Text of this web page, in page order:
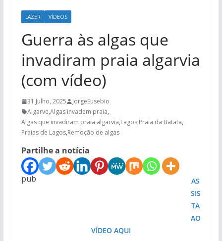
LAZER VÍDEOS
Guerra às algas que
invadiram praia algarvia
(com vídeo)
31 Julho, 2025
JorgeEusebio
Algarve,Algas invadem praia,
Algas que invadiram praia algarvia,Lagos,Praia da Batata,
Praias de Lagos,Remoção de algas
Partilhe a notícia
pub
AS
SIS
TA
AO
VÍDEO AQUI